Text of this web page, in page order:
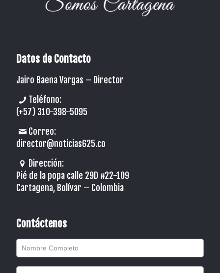
Datos de Contacto
Jairo Baena Vargas – Director
Teléfono:
(+57) 310-398-5095
Correo:
director@noticias625.co
Dirección:
Pié de la popa calle 29D #22-109
Cartagena, Bolívar – Colombia
Contáctenos